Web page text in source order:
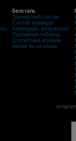
Белсталь
Тренерский состав
Состав команды
Календарь, результаты
Турнирная таблица
Статистика игроков
Архив по сезонам